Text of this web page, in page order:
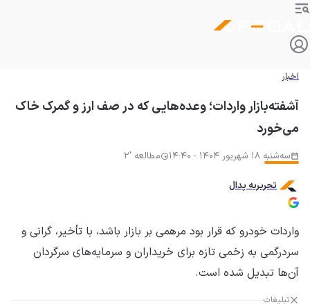
اخبار
آشفته‌بازار واردات؛ وعده‌هایی که در صف ارز و گمرک خاک
می‌خورد
سه‌شنبه 18 شهریور 1404 - 14:40 مطالعه '2
تحریریه پدال
واردات خودرو که قرار بود مرهمی بر بازار باشد، با تأخیر، گرانی و
سردرگمی به زخمی تازه برای خریداران و سرمایه‌های سرگردان
آن‌ها تبدیل شده است.
تبلیغات